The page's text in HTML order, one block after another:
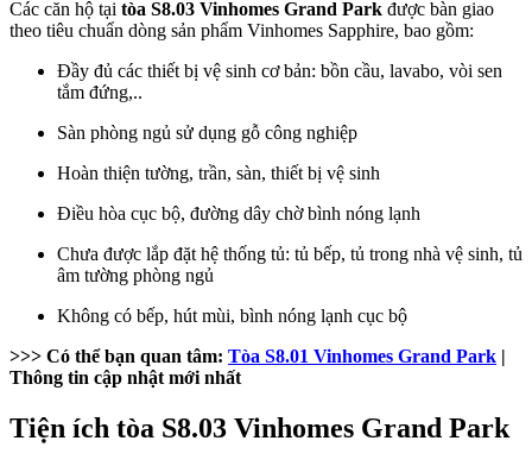
Các căn hộ tại tòa S8.03 Vinhomes Grand Park được bàn giao
theo tiêu chuẩn dòng sản phẩm Vinhomes Sapphire, bao gồm:
Đầy đủ các thiết bị vệ sinh cơ bản: bồn cầu, lavabo, vòi sen
tắm đứng,..
Sàn phòng ngủ sử dụng gỗ công nghiệp
Hoàn thiện tường, trần, sàn, thiết bị vệ sinh
Điều hòa cục bộ, đường dây chờ bình nóng lạnh
Chưa được lắp đặt hệ thống tủ: tủ bếp, tủ trong nhà vệ sinh, tủ
âm tường phòng ngủ
Không có bếp, hút mùi, bình nóng lạnh cục bộ
>>> Có thể bạn quan tâm: Tòa S8.01 Vinhomes Grand Park |
Thông tin cập nhật mới nhất
Tiện ích tòa S8.03 Vinhomes Grand Park